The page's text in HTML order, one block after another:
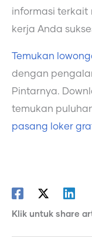
informasi terkait
kerja Anda
Temukan
dengan
Pintarnya.
temukan
pasang loker
Klik untuk share